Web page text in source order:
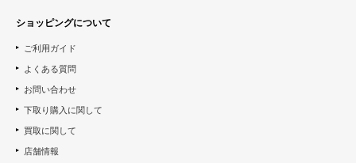
ショッピングについて
ご利用ガイド
よくある質問
お問い合わせ
下取り購入に関して
買取に関して
店舗情報